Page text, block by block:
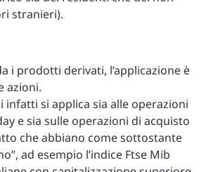
stranieri).
i prodotti derivati, l’applicazione è
azioni.
infatti si applica sia alle operazioni
e sia sulle operazioni di acquisto
che abbiano come sottostante
ad esempio l’indice Ftse Mib